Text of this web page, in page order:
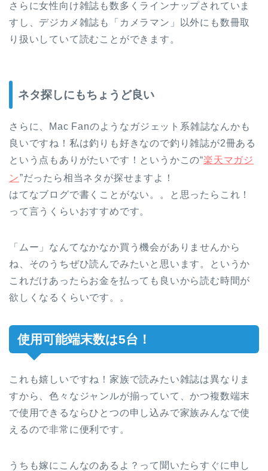
さらに女性向け雑誌も数多くラインナップされていま
すし、デジカメ雑誌も「カメラマン」以外にも数冊取
り扱いしていて読むことができます。
ネタ探しにもちょうど良い
さらに、Mac Fanのようなガジェット系雑誌なんかも
良いですね！私は釣りも好きなので釣り雑誌が2冊ある
という点もありがたいです！というかこの“楽天マガジ
ン”だったら相当ネタが探せますよ！
はてなブログで書くことがない。。と思ったらこれ！
って言うくらいおすすめです。
「ムー」なんてなかなか買う機会がありませんから
ね、そのうちぜひ読んでみたいと思います。というか
これだけあったらお金を払っても良いから読む時間が
欲しくなるくらいです。。
使用可能端末数は5台！
これも嬉しいですね！家族で読みたい雑誌は異なりま
すから、色々なジャンルが揃っていて、かつ複数端末
で使用できるならひとつの申し込みで家族みんなで使
えるので非常に便利です。
うちも嫁にこんなのあるよ？って聞いたらすぐに申し